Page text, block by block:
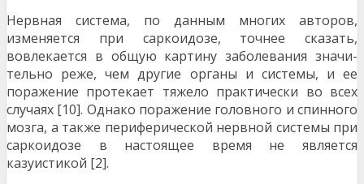
Нервная система, по данным многих авто­ров,
изменяется при саркоидозе, точнее сказать,
вовлекается в общую картину заболевания значи­
тельно реже, чем другие органы и системы, и ее
поражение протекает тяжело практически во всех
случаях [10]. Однако поражение головного и спин­ного
мозга, а также периферической нервной си­стемы при
саркоидозе в настоящее время не яв­ляется
казуистикой [2].